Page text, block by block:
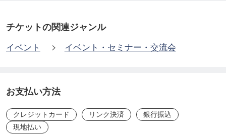
✔ からだにやさしいスイーツ＆ドリンク
か？
​日時：2026年1月11日10:00-16:00
チケットの関連ジャンル
イベント イベント・セミナー・交流会
お支払い方法
クレジットカード リンク決済
銀行振込
現地払い